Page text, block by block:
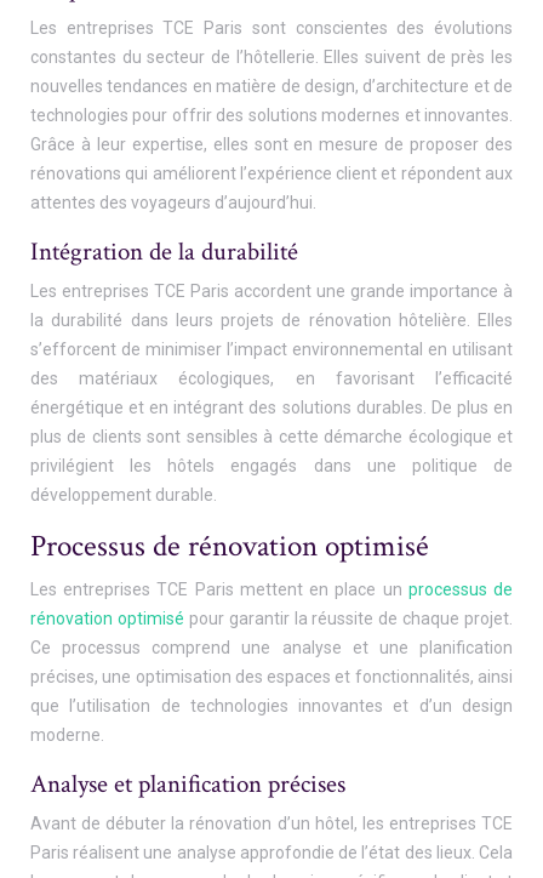
Les entreprises TCE Paris sont conscientes des évolutions
constantes du secteur de l’hôtellerie. Elles suivent de près les
nouvelles tendances en matière de design, d’architecture et de
technologies pour offrir des solutions modernes et innovantes.
Grâce à leur expertise, elles sont en mesure de proposer des
rénovations qui améliorent l’expérience client et répondent aux
attentes des voyageurs d’aujourd’hui.
Intégration de la durabilité
Les entreprises TCE Paris accordent une grande importance à
la durabilité dans leurs projets de rénovation hôtelière. Elles
s’efforcent de minimiser l’impact environnemental en utilisant
des matériaux écologiques, en favorisant l’efficacité
énergétique et en intégrant des solutions durables. De plus en
plus de clients sont sensibles à cette démarche écologique et
privilégient les hôtels engagés dans une politique de
développement durable.
Processus de rénovation optimisé
Les entreprises TCE Paris mettent en place un processus de
rénovation optimisé pour garantir la réussite de chaque projet.
Ce processus comprend une analyse et une planification
précises, une optimisation des espaces et fonctionnalités, ainsi
que l’utilisation de technologies innovantes et d’un design
moderne.
Analyse et planification précises
Avant de débuter la rénovation d’un hôtel, les entreprises TCE
Paris réalisent une analyse approfondie de l’état des lieux. Cela